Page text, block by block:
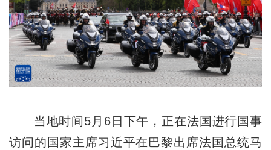
当地时间5月6日下午，正在法国进行国事
访问的国家主席习近平在巴黎出席法国总统马